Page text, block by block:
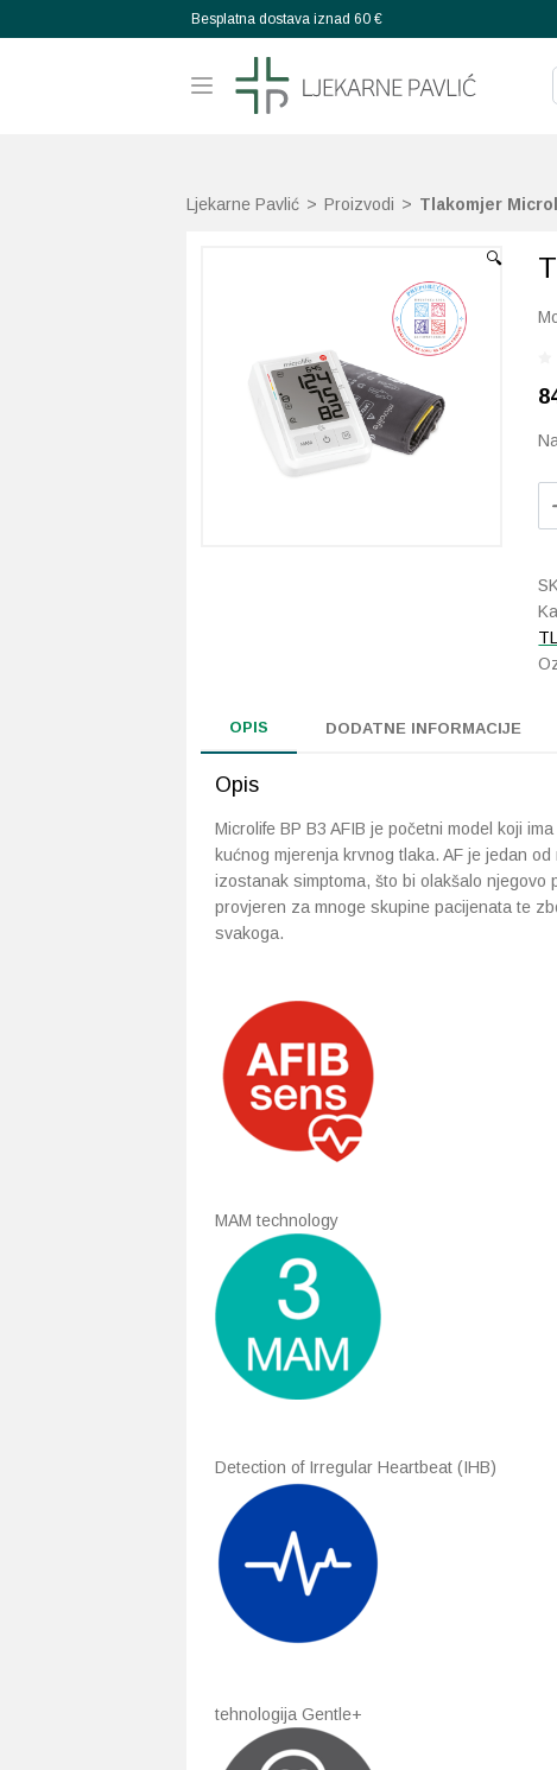
Besplatna dostava iznad 60 €
Ljekarne Pavlić > Proizvodi > Tlakomjer
🔍
OPIS DODATNE INFORMACIJE
Opis
Microlife BP B3 AFIB je početni model koji
kućnog mjerenja krvnog tlaka. AF je jedan
izostanak simptoma, što bi olakšalo njegovo
provjeren za mnoge skupine pacijenata te
svakoga.
MAM technology
Detection of Irregular Heartbeat (IHB)
tehnologija Gentle+